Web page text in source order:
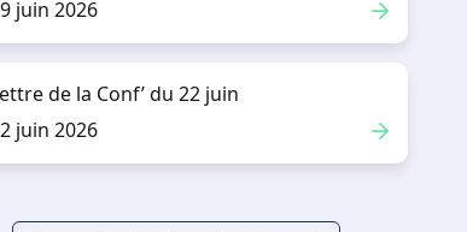
juin 2026
de la Conf’ du 22 juin
juin 2026